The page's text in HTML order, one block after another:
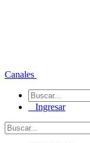
Canales
Ingresar